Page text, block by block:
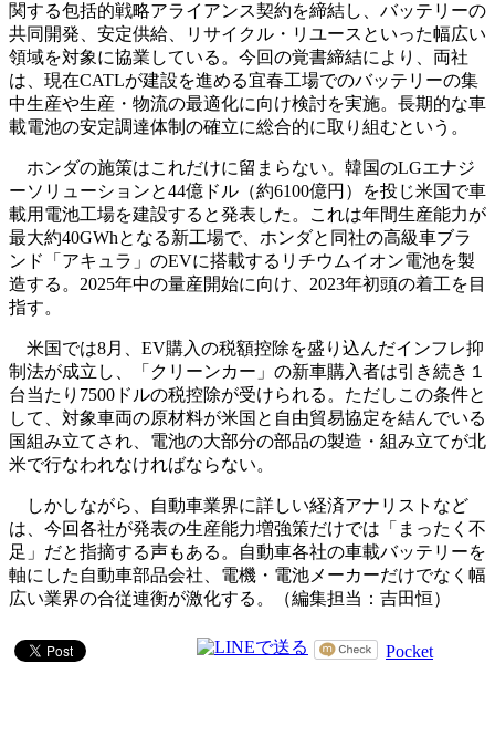
関する包括的戦略アライアンス契約を締結し、バッテリーの
共同開発、安定供給、リサイクル・リユースといった幅広い
領域を対象に協業している。今回の覚書締結により、両社
は、現在CATLが建設を進める宜春工場でのバッテリーの集
中生産や生産・物流の最適化に向け検討を実施。長期的な車
載電池の安定調達体制の確立に総合的に取り組むという。
ホンダの施策はこれだけに留まらない。韓国のLGエナジ
ーソリューションと44億ドル（約6100億円）を投じ米国で車
載用電池工場を建設すると発表した。これは年間生産能力が
最大約40GWhとなる新工場で、ホンダと同社の高級車ブラ
ンド「アキュラ」のEVに搭載するリチウムイオン電池を製
造する。2025年中の量産開始に向け、2023年初頭の着工を目
指す。
米国では8月、EV購入の税額控除を盛り込んだインフレ抑
制法が成立し、「クリーンカー」の新車購入者は引き続き１
台当たり7500ドルの税控除が受けられる。ただしこの条件と
して、対象車両の原材料が米国と自由貿易協定を結んでいる
国組み立てされ、電池の大部分の部品の製造・組み立てが北
米で行なわれなければならない。
しかしながら、自動車業界に詳しい経済アナリストなど
は、今回各社が発表の生産能力増強策だけでは「まったく不
足」だと指摘する声もある。自動車各社の車載バッテリーを
軸にした自動車部品会社、電機・電池メーカーだけでなく幅
広い業界の合従連衡が激化する。（編集担当：吉田恒）
Pocket